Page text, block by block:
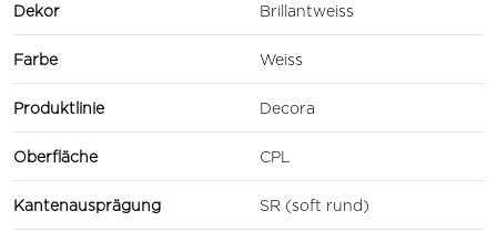
Dekor Brillantweiss
Farbe Weiss
Produktlinie Decora
Oberfläche CPL
Kantenausprägung SR (soft rund)